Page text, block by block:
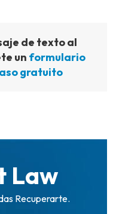
de texto al
un formulario
gratuito
Law
Recuperarte.